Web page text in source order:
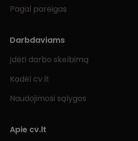
Pagal pareigas
Darbdaviams
Įdėti darbo skelbimą
Kodėl cv.lt
Naudojimosi sąlygos
Apie cv.lt